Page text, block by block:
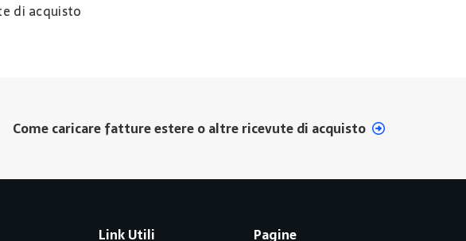
di acquisto
Come caricare fatture estere o altre ricevute di acquisto
Link Utili Pagine